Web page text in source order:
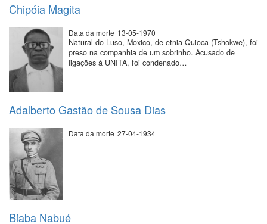
Chipóia Magita
Data da morte 13-05-1970
Natural do Luso, Moxico, de etnia Quioca (Tshokwe), foi
preso na companhia de um sobrinho. Acusado de
ligações à UNITA, foi condenado…
Adalberto Gastão de Sousa Dias
Data da morte 27-04-1934
Biaba Nabué